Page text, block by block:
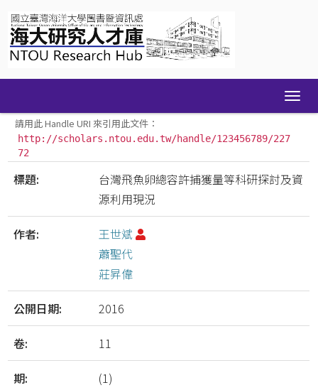
navigation
請用此 Handle URI 來引用此文件：
http://scholars.ntou.edu.tw/handle/123456789/227
72
標題:
台灣飛魚卵總容許捕獲量等科研探討及資
源利用現況
作者:
王世斌
蕭聖代
莊昇偉
公開日期: 2016
卷: 11
期: (1)